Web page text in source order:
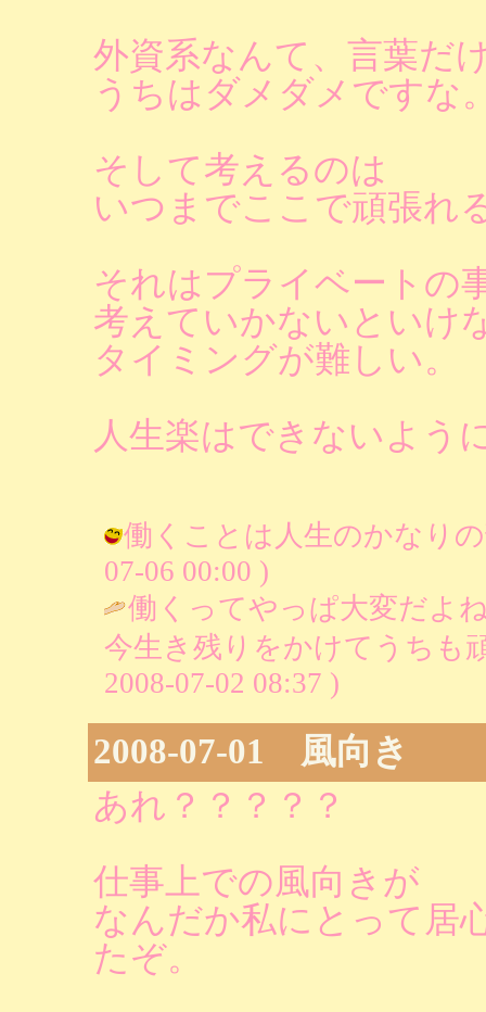
外資系なんて、言葉だ
うちはダメダメですな
そして考えるのは
いつまでここで頑張れ
それはプライベートの
考えていかないといけ
タイミングが難しい。
人生楽はできないよう
働くことは人生のかなり
07-06 00:00 )
働くってやっぱ大変だよ
今生き残りをかけてうちも
2008-07-02 08:37 )
2008-07-01 風向き
あれ？？？？？
仕事上での風向きが
なんだか私にとって居
たぞ。